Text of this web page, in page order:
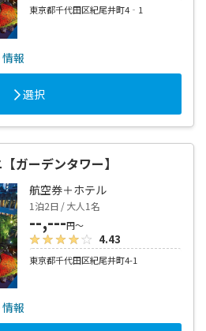
東京都千代田区紀尾井町4‐1
情報
選択
ガーデンタワー】
航空券＋ホテル
1泊2日 / 大人1名
--,---円～
4.43
東京都千代田区紀尾井町4-1
情報